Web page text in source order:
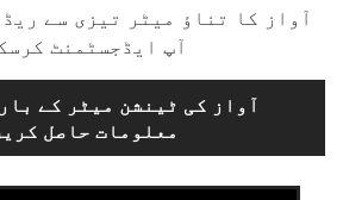
آواز کا تناؤ میٹر تیزی سے
آپ ایڈجسٹمنٹ
آواز کی ٹینشن میٹر کے
معلومات حاصل کریں